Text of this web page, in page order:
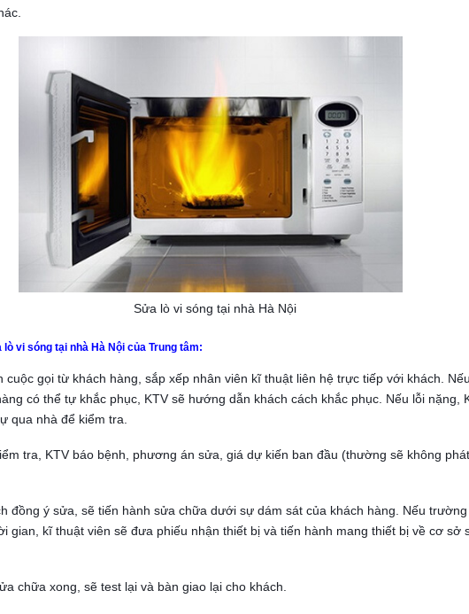
Sửa lò vi sóng tại nhà Hà Nội
vi sóng tại nhà Hà Nội của Trung tâm:
cuộc gọi từ khách hàng, sắp xếp nhân viên kĩ thuật liên hệ trực tiếp với khách.
có thể tự khắc phục, KTV sẽ hướng dẫn khách cách khắc phục. Nếu lỗi nặng,
qua nhà để kiểm tra.
tra, KTV báo bệnh, phương án sửa, giá dự kiến ban đầu (thường sẽ không
đồng ý sửa, sẽ tiến hành sửa chữa dưới sự dám sát của khách hàng. Nếu
gian, kĩ thuật viên sẽ đưa phiếu nhận thiết bị và tiến hành mang thiết bị về cơ sở
chữa xong, sẽ test lại và bàn giao lại cho khách.